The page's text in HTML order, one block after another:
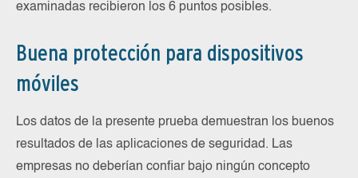
examinadas recibieron los 6 puntos posibles.
Buena protección para dispositivos
móviles
Los datos de la presente prueba demuestran los buenos
resultados de las aplicaciones de seguridad. Las
empresas no deberían confiar bajo ningún concepto